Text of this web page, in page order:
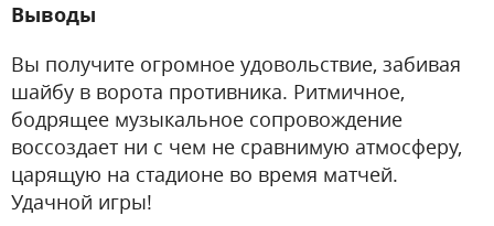
Выводы
Вы получите огромное удовольствие, забивая
шайбу в ворота противника. Ритмичное,
бодрящее музыкальное сопровождение
воссоздает ни с чем не сравнимую атмосферу,
царящую на стадионе во время матчей.
Удачной игры!